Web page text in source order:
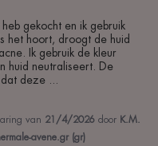
gekocht en ik gebruik
het hoort, droogt de huid
Ik gebruik de kleur
huid neutraliseert. De
dat deze
van 21/4/2026 door K.M.
avene.gr (gr)